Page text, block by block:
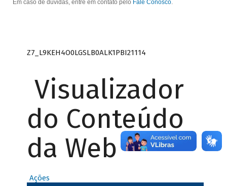
Em caso de dúvidas, entre em contato pelo Fale Conosco.
Z7_L9KEH4O0LGSLB0ALK1PBI21114
Visualizador
do Conteúdo
da Web
Ações